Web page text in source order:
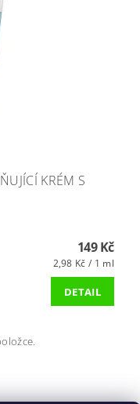
KRÉM S
149 Kč
2,98 Kč / 1 ml
DETAIL